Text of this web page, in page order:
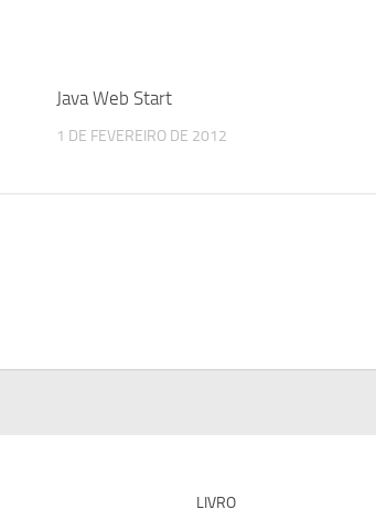
Java Web Start
1 DE FEVEREIRO DE 2012
LIVRO